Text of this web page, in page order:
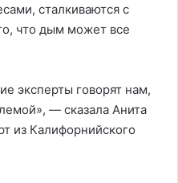
сталкиваются с
что дым может все
эксперты говорят нам,
— сказала Анита
из Калифорнийского